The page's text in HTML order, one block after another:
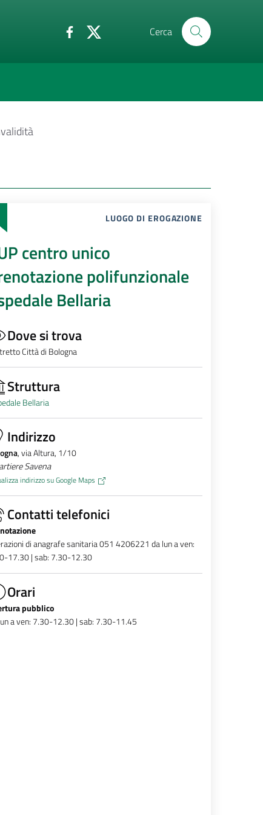
Cerca
LUOGO DI EROGAZIONE
centro unico
polifunzionale
Bellaria
Dove si trova
Città di Bologna
Struttura
Bellaria
Indirizzo
, via Altura, 1/10
Savena
indirizzo su Google Maps
Contatti telefonici
di anagrafe sanitaria 051 4206221 da lun a ven:
17.30 | sab: 7.30-12.30
Orari
pubblico
a ven: 7.30-12.30 | sab: 7.30-11.45